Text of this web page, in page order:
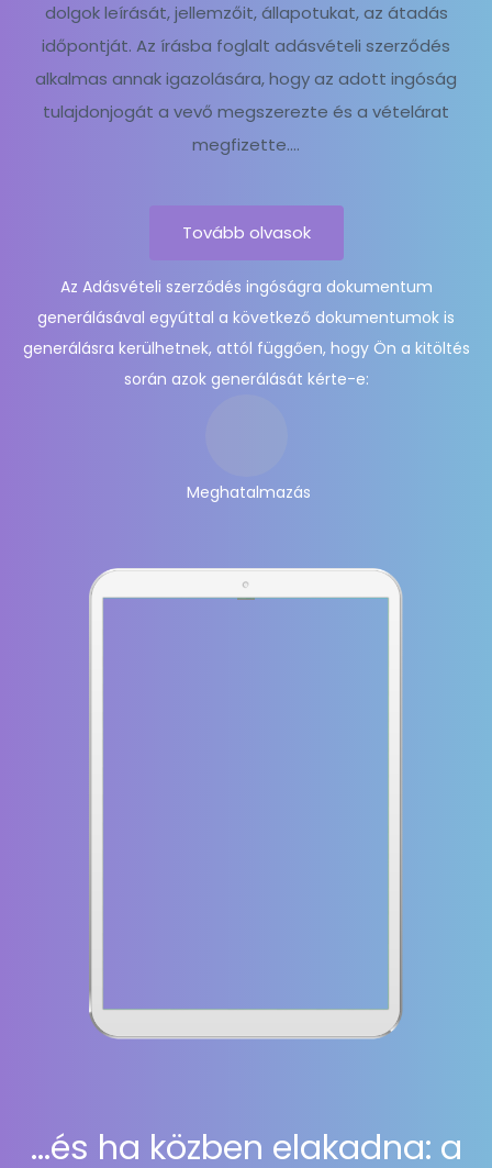
dolgok leírását, jellemzőit, állapotukat, az átadás
időpontját. Az írásba foglalt adásvételi szerződés
alkalmas annak igazolására, hogy az adott ingóság
tulajdonjogát a vevő megszerezte és a vételárat
megfizette....
Tovább olvasok
Az Adásvételi szerződés ingóságra dokumentum
generálásával egyúttal a következő dokumentumok is
generálásra kerülhetnek, attól függően, hogy Ön a kitöltés
során azok generálását kérte-e:
Meghatalmazás
...és ha közben elakadna: a